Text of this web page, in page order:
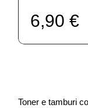
6,90 €
Toner e tamburi